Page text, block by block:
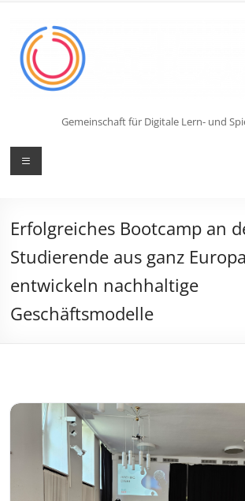
springen
Gemeinschaft für Digitale Lern- und
Menü
Erfolgreiches Bootcamp an
Studierende aus ganz Europa
entwickeln nachhaltige
Geschäftsmodelle